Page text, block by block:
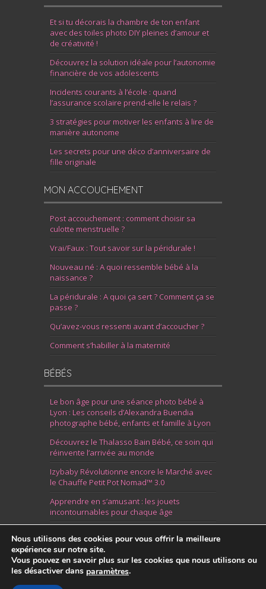
Et si tu décorais la chambre de ton enfant
avec des toiles photo DIY pleines d’amour et
de créativité !
Découvrez la solution idéale pour l’autonomie
financière de vos adolescents
Incidents courants à l’école : quand
l’assurance scolaire prend-elle le relais ?
3 stratégies pour motiver les enfants à lire de
manière autonome
Les secrets pour une déco d’anniversaire de
fille originale
MON ACCOUCHEMENT
Post accouchement : comment choisir sa
culotte menstruelle ?
Vrai/Faux : Tout savoir sur la péridurale !
Nouveau né : A quoi ressemble bébé à la
naissance ?
La péridurale : A quoi ça sert ? Comment ça se
passe ?
Qu’avez-vous ressenti avant d’accoucher ?
Comment s’habiller à la maternité
BÉBÉS
Le bon âge pour une séance photo bébé à
Lyon : Les conseils d’Alexandra Buendia
photographe bébé, enfants et famille à Lyon
Découvrez le Thalasso Bain Bébé, ce soin qui
réinvente l’arrivée au monde
Izybaby Révolutionne encore le Marché avec
le Chauffe Petit Pot Nomad™ 3.0
Apprendre en s’amusant : les jouets
incontournables pour chaque âge
Nous utilisons des cookies pour vous offrir la meilleure
expérience sur notre site.
Vous pouvez en savoir plus sur les cookies que nous utilisons ou
les désactiver dans paramètres.